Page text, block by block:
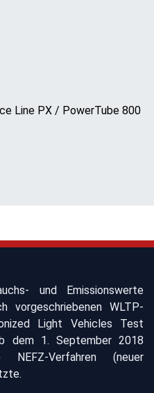
Line PX / PowerTube 800
und Emissionswerte
vorgeschriebenen WLTP-
Light Vehicles Test
dem 1. September 2018
Verfahren (neuer